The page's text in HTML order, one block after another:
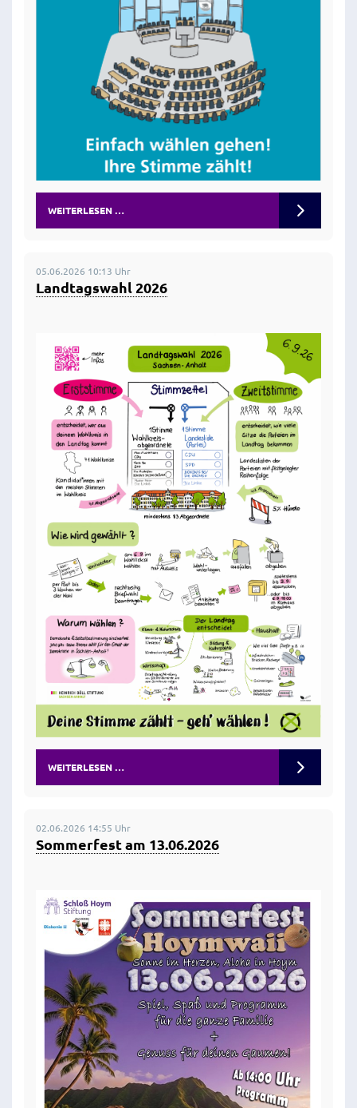
WEITERLESEN …
05.06.2026 10:13 Uhr
Landtagswahl 2026
WEITERLESEN …
02.06.2026 14:55 Uhr
Sommerfest am 13.06.2026